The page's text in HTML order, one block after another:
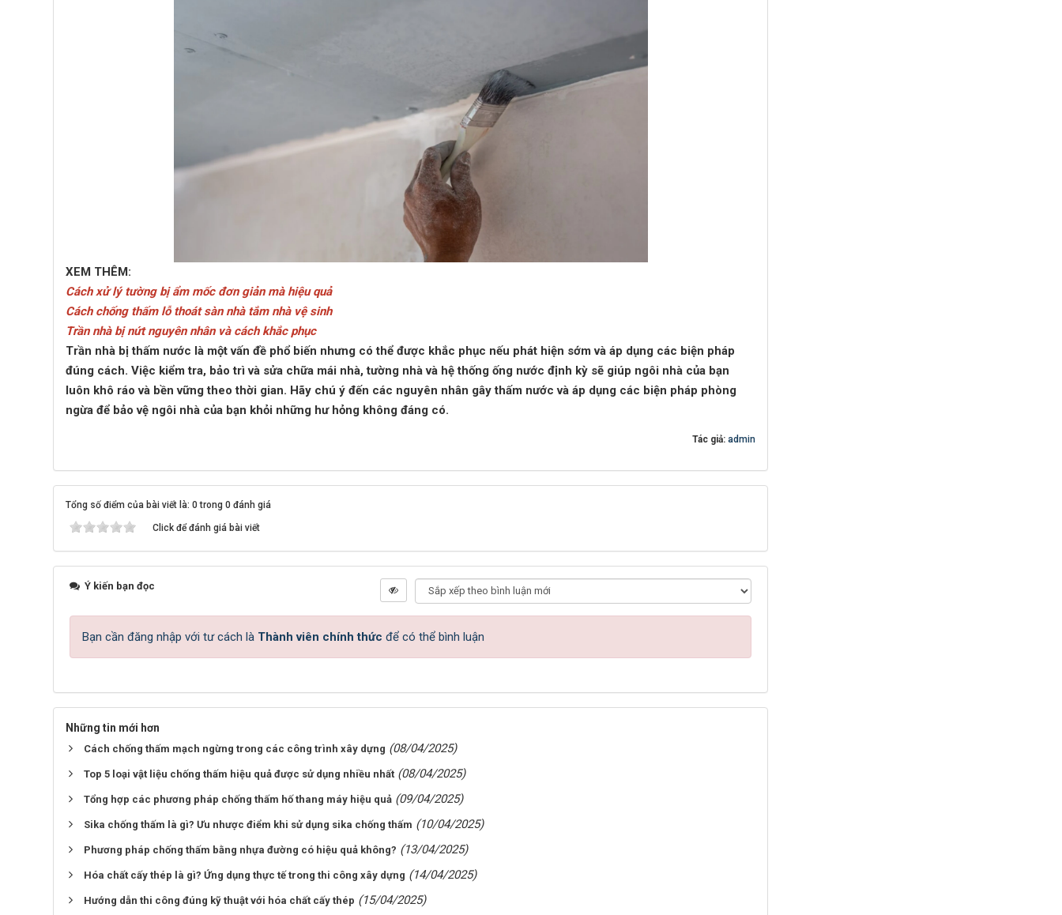
XEM THÊM:
Cách xử lý tường bị ẩm mốc đơn giản mà hiệu quả
Cách chống thấm lỗ thoát sàn nhà tắm nhà vệ sinh
Trần nhà bị nứt nguyên nhân và cách khắc phục
Trần nhà bị thấm nước là một vấn đề phổ biến nhưng có thể được khắc phục nếu phát hiện sớm và áp dụng các biện pháp
đúng cách. Việc kiểm tra, bảo trì và sửa chữa mái nhà, tường nhà và hệ thống ống nước định kỳ sẽ giúp ngôi nhà của bạn
luôn khô ráo và bền vững theo thời gian. Hãy chú ý đến các nguyên nhân gây thấm nước và áp dụng các biện pháp phòng
ngừa để bảo vệ ngôi nhà của bạn khỏi những hư hỏng không đáng có.
Tác giả: admin
Tổng số điểm của bài viết là: 0 trong 0 đánh giá
Click để đánh giá bài viết
Ý kiến bạn đọc
Bạn cần đăng nhập với tư cách là Thành viên chính thức để có thể bình luận
Những tin mới hơn
Cách chống thấm mạch ngừng trong các công trình xây dựng (08/04/2025)
Top 5 loại vật liệu chống thấm hiệu quả được sử dụng nhiều nhất (08/04/2025)
Tổng hợp các phương pháp chống thấm hố thang máy hiệu quả (09/04/2025)
Sika chống thấm là gì? Ưu nhược điểm khi sử dụng sika chống thấm (10/04/2025)
Phương pháp chống thấm bằng nhựa đường có hiệu quả không? (13/04/2025)
Hóa chất cấy thép là gì? Ứng dụng thực tế trong thi công xây dựng (14/04/2025)
Hướng dẫn thi công đúng kỹ thuật với hóa chất cấy thép (15/04/2025)